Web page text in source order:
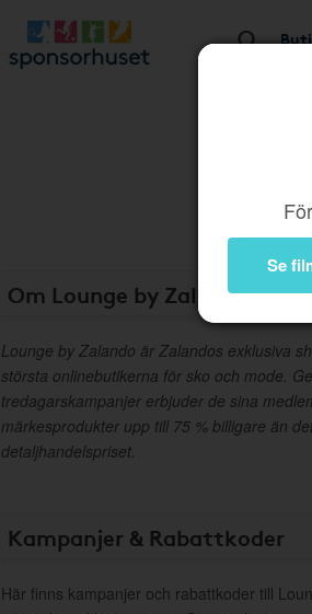
Se
Om Lounge by Zalando
Lounge by Zalando är Zalandos exklusiva
största onlinebutikerna för sko och mode.
tredagarskampanjer erbjuder de sina
märkesprodukter upp till 75 % billigare än
detaljhandelspriset.
Kampanjer & Rabattkoder
Här finns kampanjer och rabattkoder till